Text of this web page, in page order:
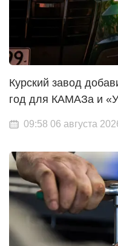
Курский завод
год для КАМАЗа и
09:58 06 августа